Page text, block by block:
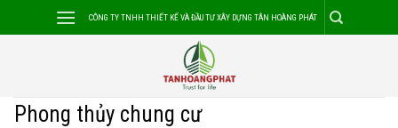
to
CÔNG TY TNHH THIẾT KẾ VÀ ĐẦU TƯ XÂY DỰNG TÂN HOÀNG PHÁT
Phong thủy chung cư